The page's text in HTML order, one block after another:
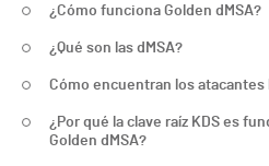
¿Cómo funciona Golden dMSA?
¿Qué son las dMSA?
Cómo encuentran los atacantes
¿Por qué la clave raíz KDS es
Golden dMSA?